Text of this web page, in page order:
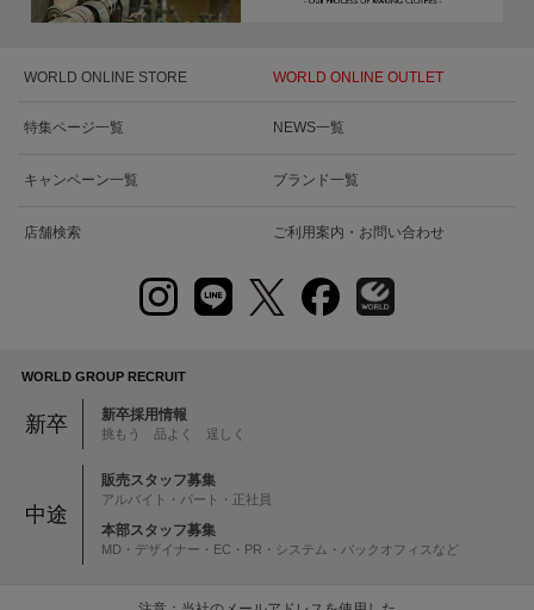
WORLD ONLINE STORE WORLD ONLINE OUTLET
特集ページ一覧 NEWS一覧
キャンペーン一覧 ブランド一覧
店舗検索 ご利用案内・お問い合わせ
WORLD GROUP RECRUIT
新卒 新卒採用情報
挑もう 品よく 逞しく
中途
販売スタッフ募集
アルバイト・パート・正社員
本部スタッフ募集
MD・デザイナー・EC・PR・システム・バックオフィスなど